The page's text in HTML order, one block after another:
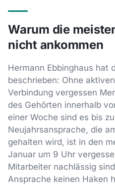
Warum die
nicht ankommen
Hermann Ebbinghaus hat
beschrieben: Ohne
Verbindung vergessen
des Gehörten innerhalb
einer Woche sind es bis
Neujahrsansprache, die
gehalten wird, ist in den
Januar um 9 Uhr
Mitarbeiter nachlässig
Ansprache keinen Haken